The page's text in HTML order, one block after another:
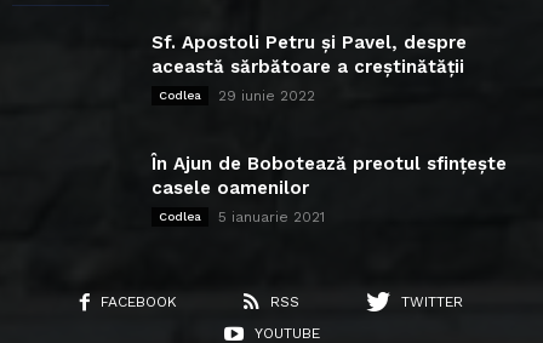
Sf. Apostoli Petru și Pavel, despre
această sărbătoare a creștinătății
Codlea 29 iunie 2022
În Ajun de Bobotează preotul sfințește
casele oamenilor
Codlea 5 ianuarie 2021
FACEBOOK RSS
TWITTER
YOUTUBE